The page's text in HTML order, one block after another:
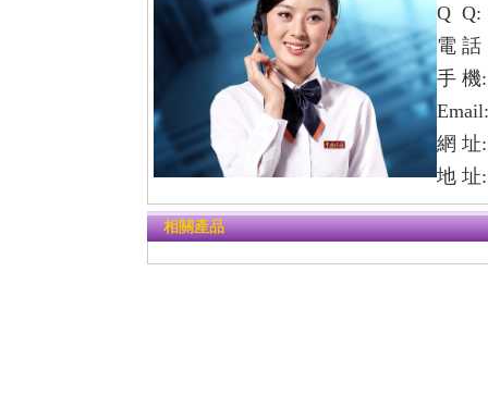
Q Q:
電 話
手 機:
網
地 址
相關產品